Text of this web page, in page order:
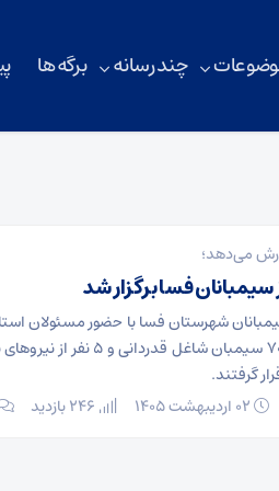
چند رسانه برگه ها
می‌دهد؛
سیمبانان فسا برگزار شد
شهرستان فسا با حضور مسئولان
شد و طی آن از ۷۰ سیمبان شاغل
گرفتند.